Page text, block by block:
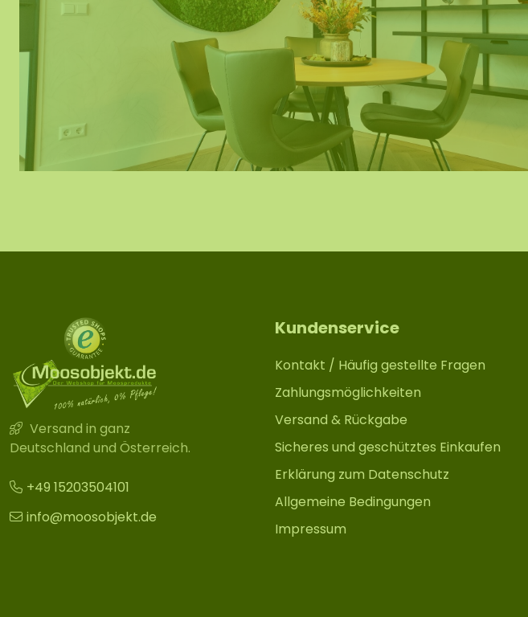
Versand in ganz
Deutschland und Österreich.
+49 15203504101
info@moosobjekt.de
Kundenservice
Kontakt / Häufig gestellte Fragen
Zahlungsmöglichkeiten
Versand & Rückgabe
Sicheres und geschütztes Einkaufen
Erklärung zum Datenschutz
Allgemeine Bedingungen
Impressum